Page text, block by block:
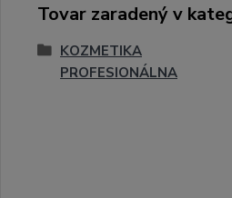
Tovar zaradený v
KOZMETIKA
PROFESIONÁLNA